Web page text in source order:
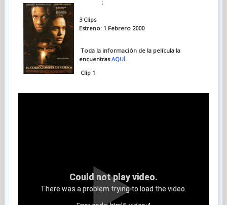
;
3 Clips
Estreno: 1 Febrero 2000
Toda la información de la película la
encuentrasAQUÍ.
Clip 1
Could not play video.
There was a problem trying to load the video.